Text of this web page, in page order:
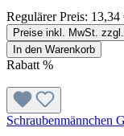
Regulärer Preis: 13,34
Preise inkl. MwSt.
In den Warenkorb
Rabatt %
Schraubenmännchen